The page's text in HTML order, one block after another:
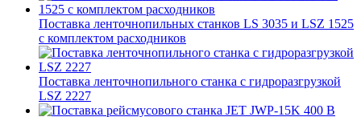
Поставка ленточнопильных станков LS 3035 и LSZ 1525
с комплектом расходников
Поставка ленточнопильного станка c гидроразгрузкой
LSZ 2227